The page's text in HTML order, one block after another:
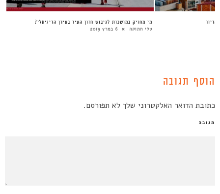
מי מחזיק במושכות לגיבוש חזון העיר בעידן הדיגיטלי?
טלי חתוקה 6 במרץ 2019
הוסף תגובה
כתובת הדואר האלקטרוני שלך לא תפורסם.
תגובה